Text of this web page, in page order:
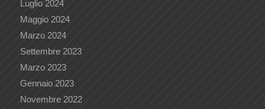
Luglio 2024
Maggio 2024
Marzo 2024
Settembre 2023
Marzo 2023
Gennaio 2023
Novembre 2022